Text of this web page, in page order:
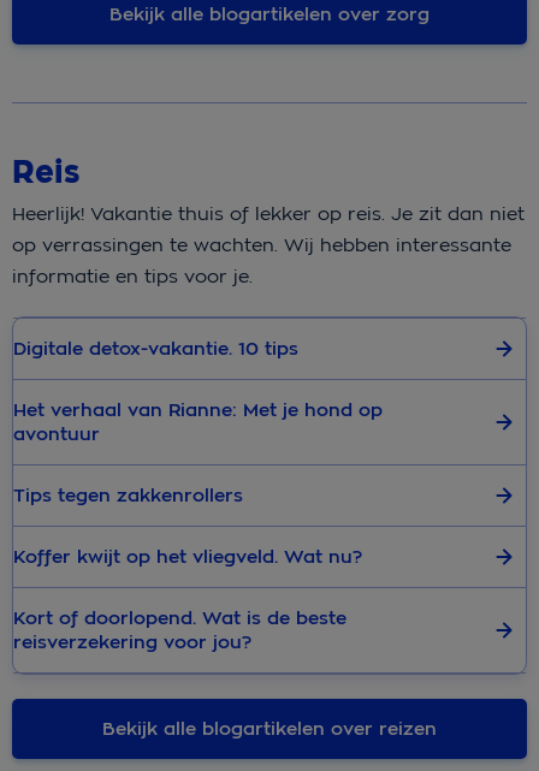
Bekijk alle blogartikelen over zorg
Reis
Heerlijk! Vakantie thuis of lekker op reis. Je zit dan niet
op verrassingen te wachten. Wij hebben interessante
informatie en tips voor je.
Digitale detox-vakantie. 10 tips
Het verhaal van Rianne: Met je hond op
avontuur
Tips tegen zakkenrollers
Koffer kwijt op het vliegveld. Wat nu?
Kort of doorlopend. Wat is de beste
reisverzekering voor jou?
Bekijk alle blogartikelen over reizen